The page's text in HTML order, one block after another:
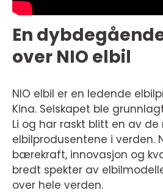
En
over NIO elbil
NIO elbil er en ledende
Kina. Selskapet ble
Li og har raskt blitt en av
elbilprodusentene i verden.
bærekraft, innovasjon og
bredt spekter av
over hele verden.